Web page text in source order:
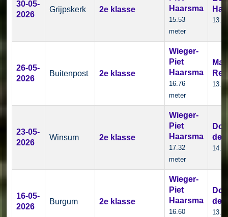
30-05-
2026
Grijpskerk 2e klasse
Haarsma
15.53
meter
26-05-
2026
Buitenpost 2e klasse
Wieger-
Piet
Haarsma
16.76
meter
23-05-
2026
Winsum 2e klasse
Wieger-
Piet
Haarsma
17.32
meter
de
16-05-
2026
Burgum 2e klasse
Wieger-
Piet
Haarsma
16.60
de